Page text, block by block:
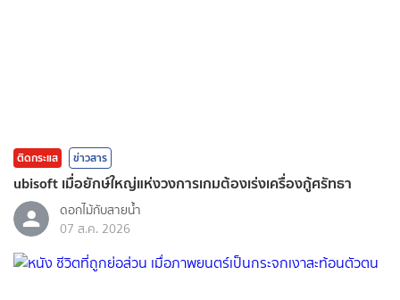
ติดกระแส ข่าวสาร
ubisoft เมื่อยักษ์ใหญ่แห่งวงการเกมต้องเร่งเครื่องกู้ศรัทธา
ดอกไม้กับสายน้ำ
07 ส.ค. 2026